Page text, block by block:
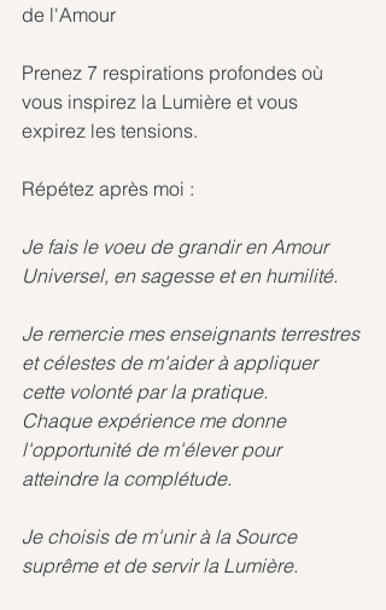
de l'Amour
Prenez 7 respirations profondes où
vous inspirez la Lumière et vous
expirez les tensions.
Répétez après moi :
Je fais le voeu de grandir en Amour
Universel, en sagesse et en humilité.
Je remercie mes enseignants terrestres
et célestes de m'aider à appliquer
cette volonté par la pratique.
Chaque expérience me donne
l'opportunité de m'élever pour
atteindre la complétude.
Je choisis de m'unir à la Source
suprême et de servir la Lumière.